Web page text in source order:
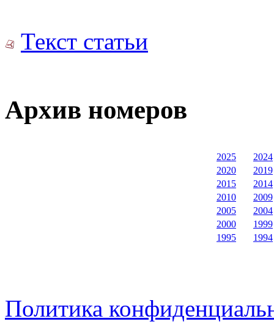
Текст статьи
Архив номеров
2025
2024
2020
2019
2015
2014
2010
2009
2005
2004
2000
1999
1995
1994
Политика